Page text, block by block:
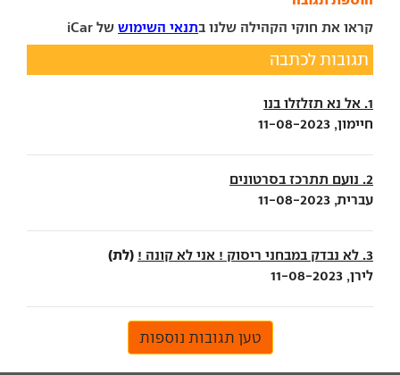
קראו את חוקי הקהילה שלנו בתנאי השימוש של iCar
תגובות לכתבה
1. אל נא תזלזלו בנו
חיימון, 11-08-2023
2. נועם תתרכז בסרטונים
עברית, 11-08-2023
3. לא נבדק במבחני ריסוק ! אני לא קונה ! (לת)
לירן, 11-08-2023
טען תגובות נוספות